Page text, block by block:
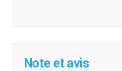
Note et avis